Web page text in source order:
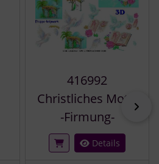
416992
Christliches Motiv
-Firmung-
Details